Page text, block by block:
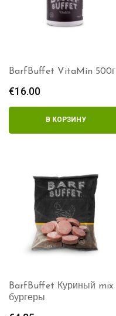
BarfBuffet VitaMin 500г
€16.00
В КОРЗИНУ
BarfBuffet Куриный mix
бургеры